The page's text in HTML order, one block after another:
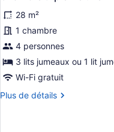
toutes
les
photos
pour
ce
type
chambre :
28 m²
1 chambre
4 personnes
3 lits jumeaux ou 1 lit
Wi-Fi gratuit
Plus de détails
Plus